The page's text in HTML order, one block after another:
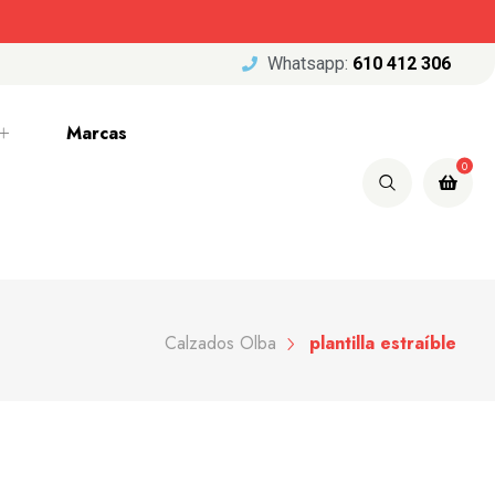
Whatsapp: 610 412 306
Marcas
0
Calzados Olba plantilla estraíble